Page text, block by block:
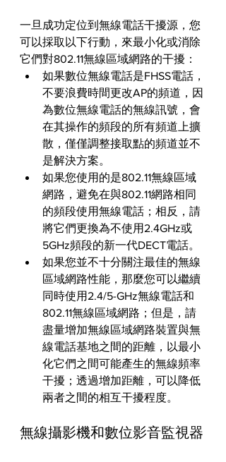
一旦成功定位到無線電話干擾源，您
可以採取以下行動，來最小化或消除
它們對802.11無線區域網路的干擾：
如果數位無線電話是FHSS電話，
不要浪費時間更改AP的頻道，因
為數位無線電話的無線訊號，會
在其操作的頻段的所有頻道上擴
散，僅僅調整接取點的頻道並不
是解決方案。
如果您使用的是802.11無線區域
網路，避免在與802.11網路相同
的頻段使用無線電話；相反，請
將它們更換為不使用2.4GHz或
5GHz頻段的新一代DECT電話。
如果您並不十分關注最佳的無線
區域網路性能，那麼您可以繼續
同時使用2.4/5-GHz無線電話和
802.11無線區域網路；但是，請
盡量增加無線區域網路裝置與無
線電話基地之間的距離，以最小
化它們之間可能產生的無線頻率
干擾；透過增加距離，可以降低
兩者之間的相互干擾程度。
無線攝影機和數位影音監視器